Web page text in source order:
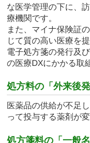
な医学管理の下に、
療機関です。
また、マイナ保険証
じて質の高い医療を
電子処方箋の発行及
の医療DXにかかる取
処方料の「外来後
医薬品の供給が不足
って投与する薬剤が
処方箋料の「一般